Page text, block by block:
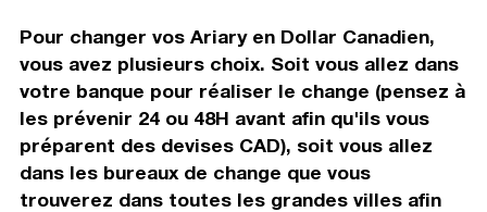
Pour changer vos Ariary en Dollar Canadien,
vous avez plusieurs choix. Soit vous allez dans
votre banque pour réaliser le change (pensez à
les prévenir 24 ou 48H avant afin qu'ils vous
préparent des devises CAD), soit vous allez
dans les bureaux de change que vous
trouverez dans toutes les grandes villes afin